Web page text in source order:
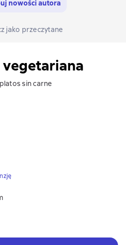
nowości autora
jako przeczytane
vegetariana
sin carne